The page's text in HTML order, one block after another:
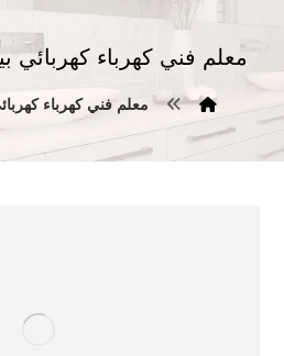
معلم فني كهرباء كهربائي
معلم فني كهرباء